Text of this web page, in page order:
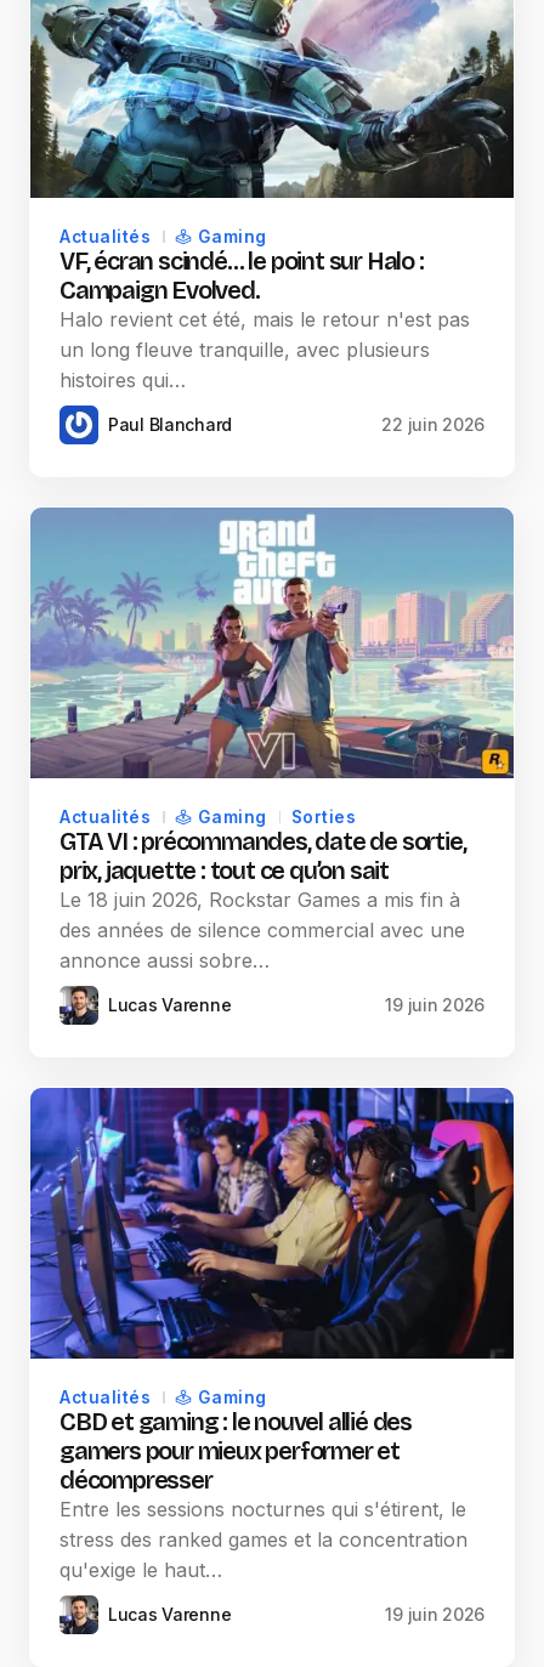
Actualités Gaming
VF, écran scindé… le point sur Halo :
Campaign Evolved.
Halo revient cet été, mais le retour n'est pas
un long fleuve tranquille, avec plusieurs
histoires qui…
Paul Blanchard 22 juin 2026
Actualités Gaming Sorties
GTA VI : précommandes, date de sortie,
prix, jaquette : tout ce qu’on sait
Le 18 juin 2026, Rockstar Games a mis fin à
des années de silence commercial avec une
annonce aussi sobre…
Lucas Varenne 19 juin 2026
Actualités Gaming
CBD et gaming : le nouvel allié des
gamers pour mieux performer et
décompresser
Entre les sessions nocturnes qui s'étirent, le
stress des ranked games et la concentration
qu'exige le haut…
Lucas Varenne 19 juin 2026